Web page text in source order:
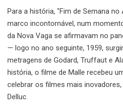
Para a história, "Fim de Semana
marco incontornável, num
da Nova Vaga se afirmavam no
— logo no ano seguinte, 1959,
metragens de Godard, Truffaut e
história, o filme de Malle recebeu
celebrar os filmes mais
Delluc.